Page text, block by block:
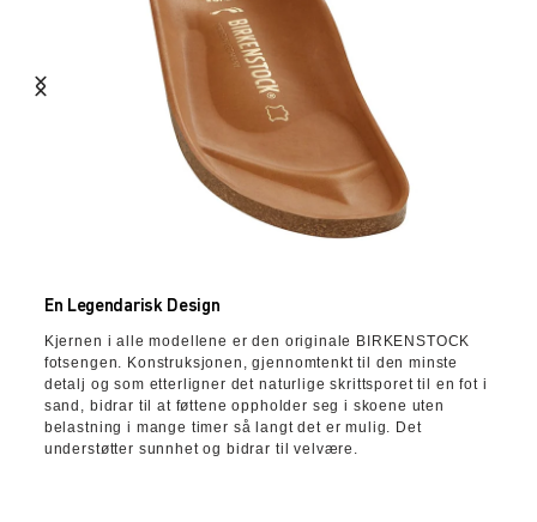
En Legendarisk Design
Kjernen i alle modellene er den originale BIRKENSTOCK
fotsengen. Konstruksjonen, gjennomtenkt til den minste
detalj og som etterligner det naturlige skrittsporet til en fot i
sand, bidrar til at føttene oppholder seg i skoene uten
belastning i mange timer så langt det er mulig. Det
understøtter sunnhet og bidrar til velvære.